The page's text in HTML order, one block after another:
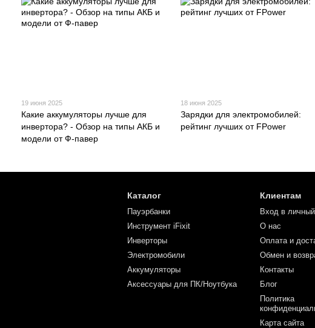
19 июня 2025
Какие аккумуляторы лучше для
инвертора? - Обзор на типы АКБ и
модели от Ф-павер
18 июня 2025
Зарядки для электромобилей:
рейтинг лучших от FPower
Каталог
Пауэрбанки
Инструмент iFixit
Инверторы
Электромобили
Аккумуляторы
Аксессуары для ПК/Ноутбука
Клиентам
Вход в
О нас
Оплата и
Обмен и
Контакты
Блог
Политика
Карта сайта